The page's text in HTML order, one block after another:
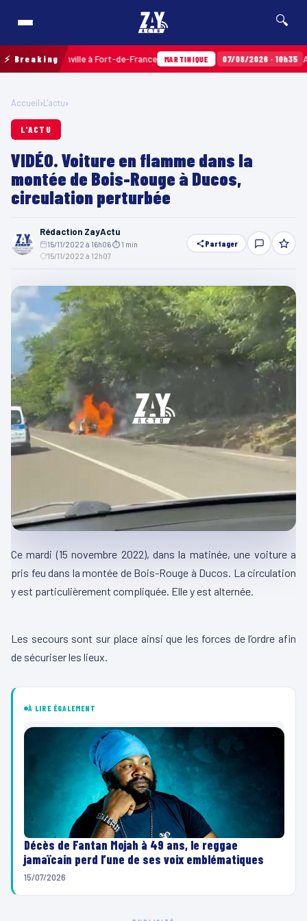
🔍
⚡ Breaking
Sainville à Fort-de-France MARTINIQUE 07/08/2026 · 10h35 Airbags
Accueil›L'actu›
L'ACTU
VIDÉO. Voiture en flamme dans la
montée de Bois-Rouge à Ducos,
circulation perturbée
Rédaction ZayActu
15/11/2022 à 16h06⏱ 1 min
15/11/2022 à 12h07
Partager
Ce mardi (15 novembre 2022), dans la matinée, une voiture a
pris feu dans la montée de Bois-Rouge à Ducos. La circulation
y est particulièrement compliquée. Elle y est alternée.
e
c
e
Les secours sont sur place ainsi que les forces de l’ordre afin
de sécuriser les lieux.
À LIRE ÉGALEMENT
Décès de Fantan Mojah à 49 ans, le reggae
jamaïcain perd l’une de ses voix emblématiques
15/07/2026